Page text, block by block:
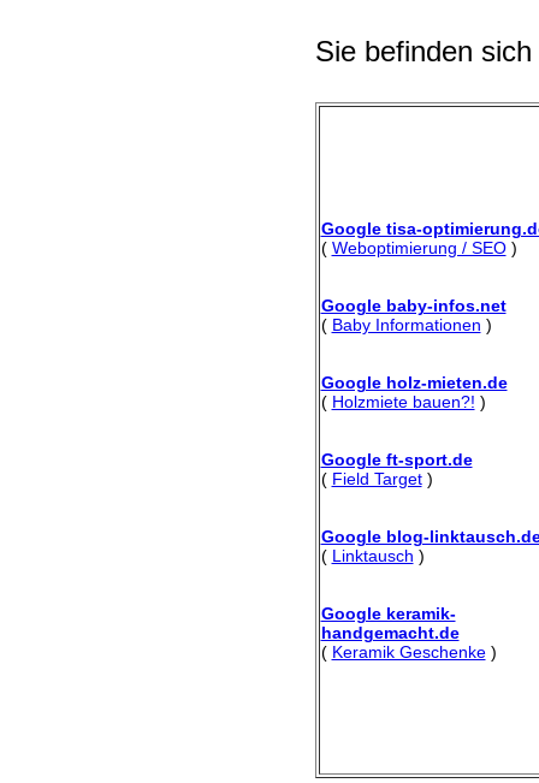
Sie befinden
Google tisa-
( Weboptimierung / SEO)
Google baby-infos.net
( Baby Informationen )
Google holz-mieten.de
( Holzmiete bauen?! )
Google ft-sport.de
( Field Target)
Google blog-
( Linktausch )
Google keramik-
handgemacht.de
( Keramik Geschenke)